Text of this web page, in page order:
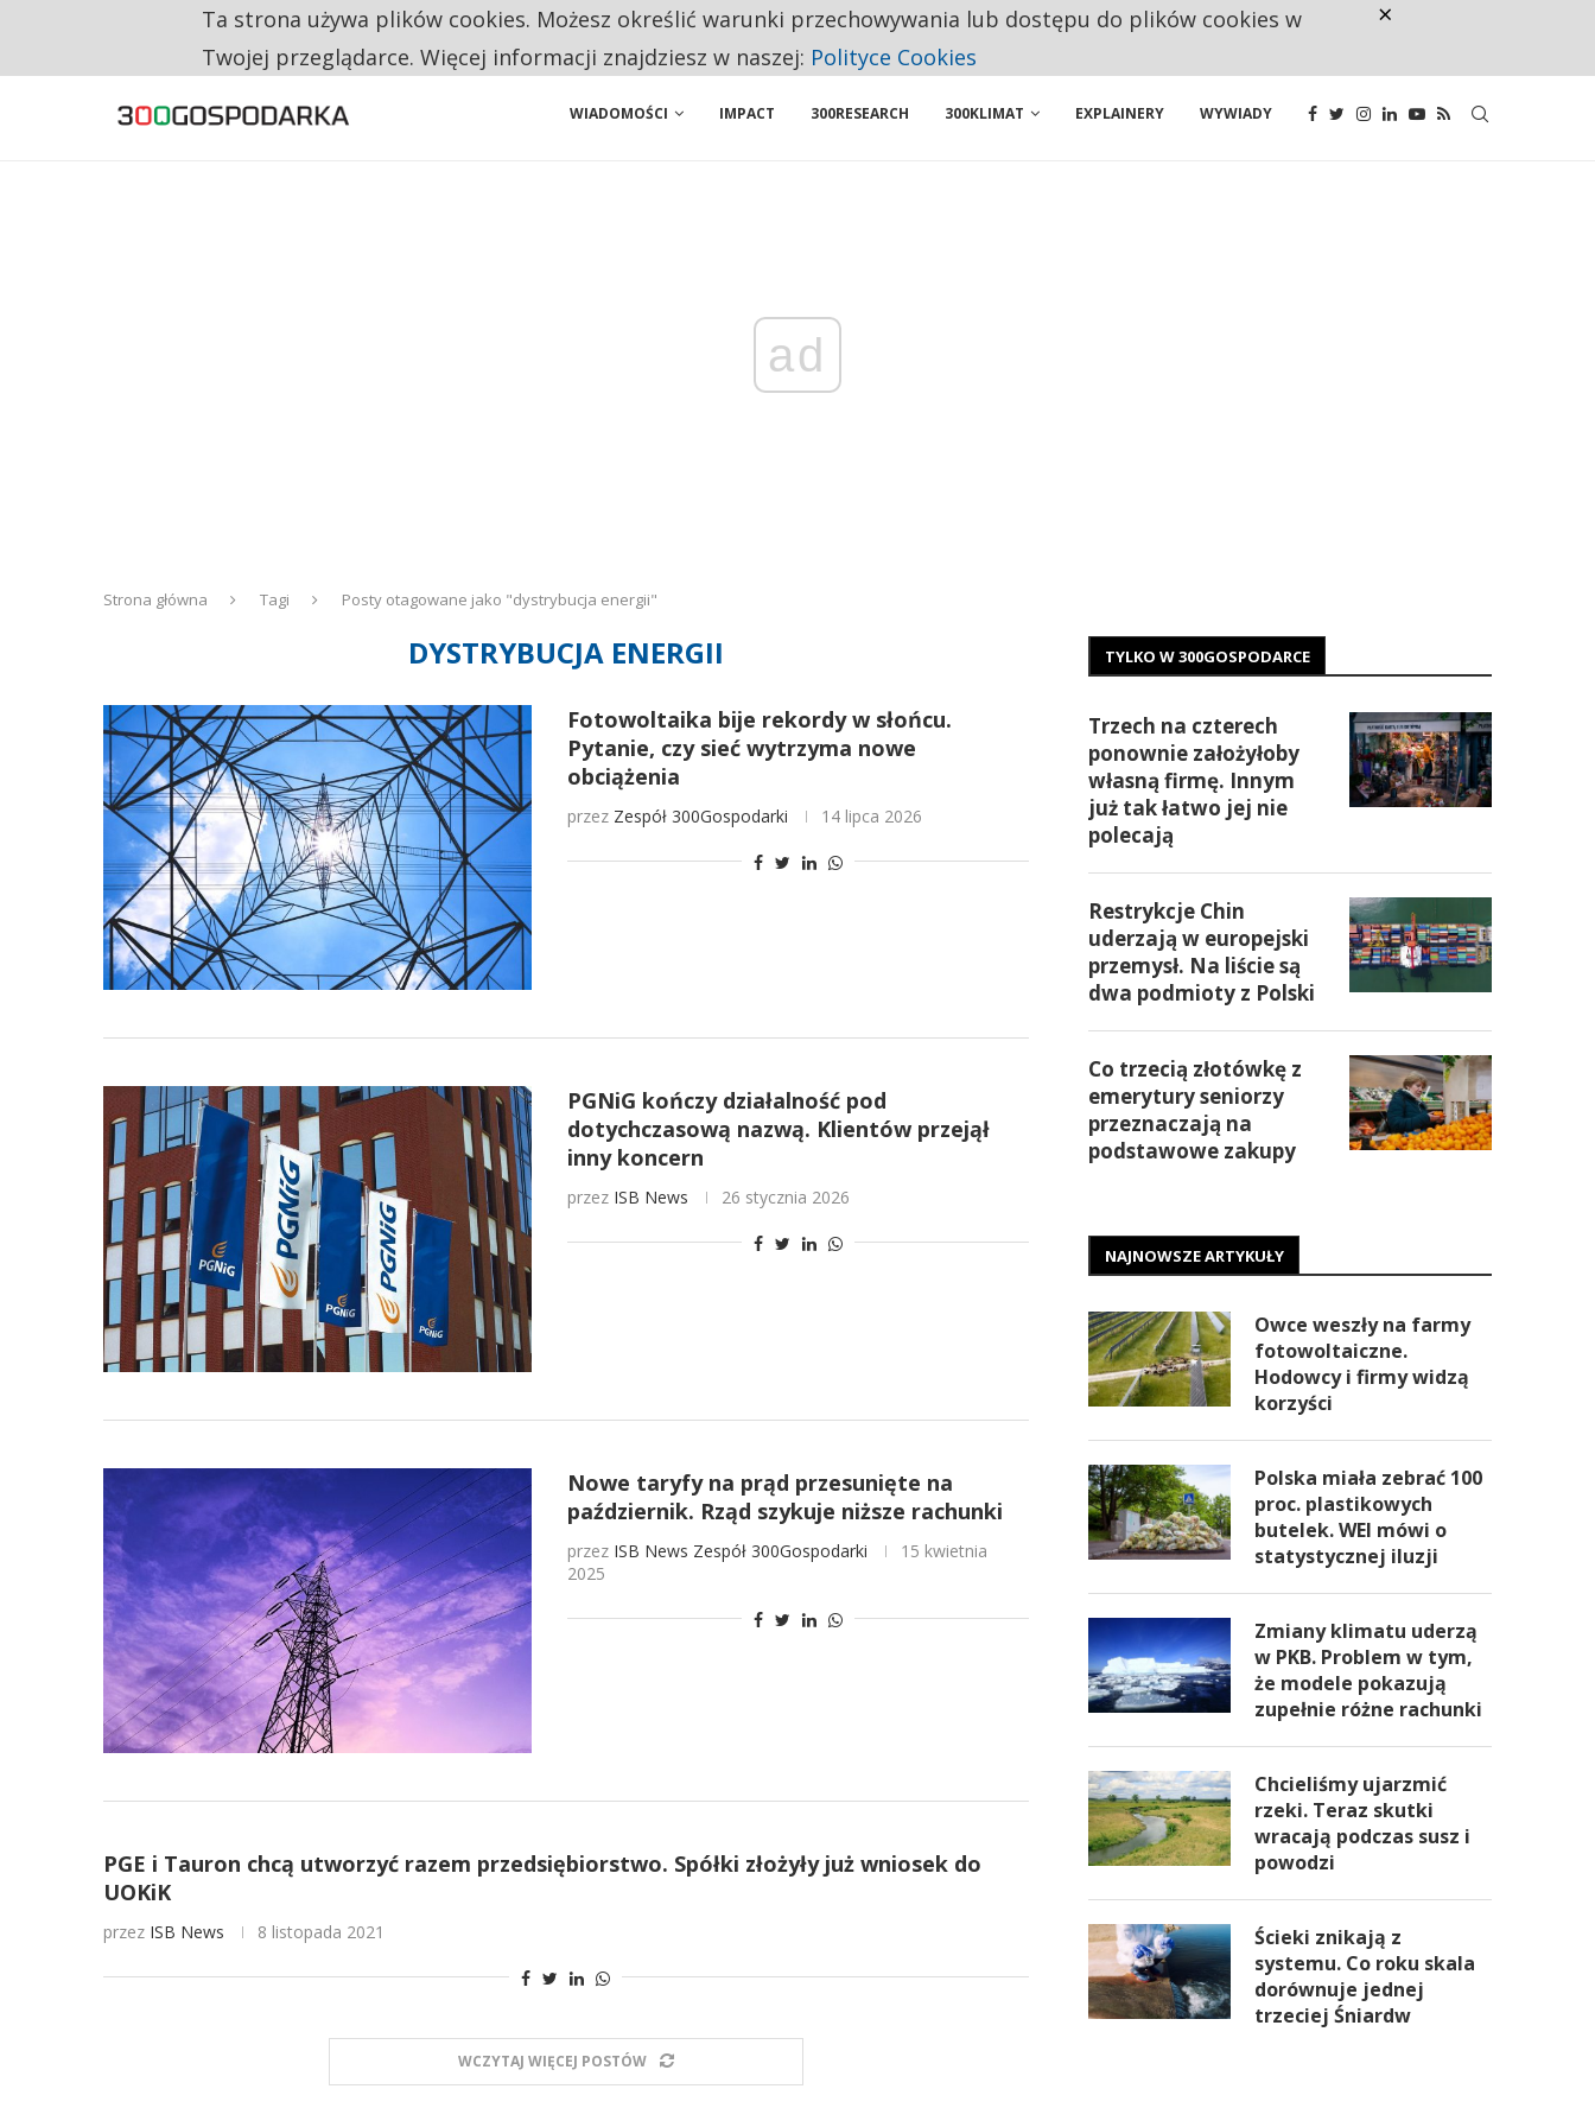
RESTRYKCJE CHIN UDERZAJĄ W EUROPEJSKI PRZEMYSŁ. NA LIŚCIE SĄ DWA PODMIOTY Z POLSKI
WIADOMOŚCI IMPACT 300RESEARCH 300KLIMAT EXPLAINERY WYWIADY
ad
Strona główna Tagi Posty otagowane jako "dystrybucja energii"
DYSTRYBUCJA ENERGII
Fotowoltaika bije rekordy w słońcu.
Pytanie, czy sieć wytrzyma nowe
obciążenia
przez Zespół 300Gospodarki 14 lipca 2026
PGNiG kończy działalność pod
dotychczasową nazwą. Klientów przejął
inny koncern
przez ISB News 26 stycznia 2026
Nowe taryfy na prąd przesunięte na
październik. Rząd szykuje niższe rachunki
przez ISB News Zespół 300Gospodarki
15 kwietnia
2025
PGE i Tauron chcą utworzyć razem przedsiębiorstwo. Spółki złożyły już wniosek do
UOKiK
przez ISB News 8 listopada 2021
WCZYTAJ WIĘCEJ POSTÓW
TYLKO W 300GOSPODARCE
Trzech na czterech
ponownie założyłoby
własną firmę. Innym
już tak łatwo jej nie
polecają
Restrykcje Chin
uderzają w europejski
przemysł. Na liście są
dwa podmioty z Polski
Co trzecią złotówkę z
emerytury seniorzy
przeznaczają na
podstawowe zakupy
NAJNOWSZE ARTYKUŁY
Owce weszły na farmy
fotowoltaiczne.
Hodowcy i firmy widzą
korzyści
Polska miała zebrać 100
proc. plastikowych
butelek. WEI mówi o
statystycznej iluzji
Zmiany klimatu uderzą
w PKB. Problem w tym,
że modele pokazują
zupełnie różne rachunki
Chcieliśmy ujarzmić
rzeki. Teraz skutki
wracają podczas susz i
powodzi
Ścieki znikają z
systemu. Co roku skala
dorównuje jednej
trzeciej Śniardw
Ta strona używa plików cookies. Możesz określić warunki przechowywania lub dostępu do plików cookies w
Twojej przeglądarce. Więcej informacji znajdziesz w naszej: Polityce Cookies
×